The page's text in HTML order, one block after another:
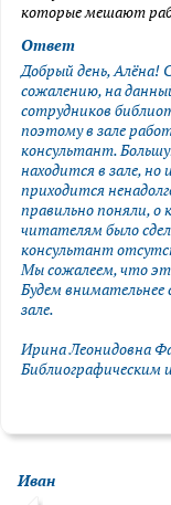
которые мешают
Ответ
Добрый день, Алёна!
сожалению, на
сотрудников
поэтому в зале
консультант.
находится в зале, но
приходится
правильно поняли, о
читателям было
консультант
Мы сожалеем, что
Будем внимательнее
зале.
Ирина Леонидовна
Иван